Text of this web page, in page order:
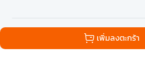
เพิ่มลงตะกร้า
All Rights Reserved | Powered by
Publishing Co.,Ltd..